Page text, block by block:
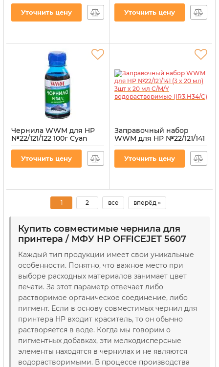
H34/M-2
Уточнить цену Уточнить цену
Чернила WWM для HP
№22/121/122 100г Cyan
водорастворимые
H34/C-2
Уточнить цену
Заправочный набор
WWM для HP №22/121/141
(3 x 20 мл) 3шт x 20 мл
C/M/Y водорастворимые
(IR3.H34/C)
Уточнить цену
1 2 все вперёд »
Купить совместимые чернила для
принтера / МФУ HP OFFICEJET 5607
Каждый тип продукции имеет свои уникальные
особенности. Понятно, что важное место при
выборе расходных материалов занимает цвет
печати. За этот параметр отвечает либо
растворимое органическое соединение, либо
пигмент. Если в основу совместимых чернил для
принтера HP входит краситель, то он обычно
растворяется в воде. Когда мы говорим о
пигментных добавках, эти мелкодисперсные
элементы находятся в чернилах и не являются
водорастворимыми. В процессе производства